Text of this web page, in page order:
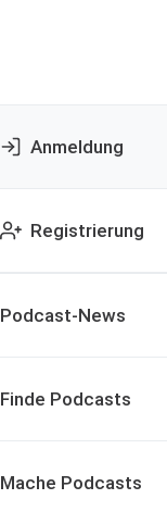
Anmeldung
Registrierung
Podcast-News
Finde Podcasts
Mache Podcasts